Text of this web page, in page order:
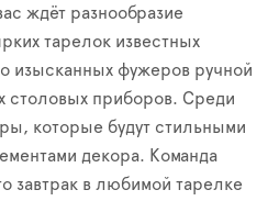
ждёт разнообразие
тарелок известных
изысканных фужеров ручной
столовых приборов. Среди
которые будут стильными
декора. Команда
завтрак в любимой тарелке